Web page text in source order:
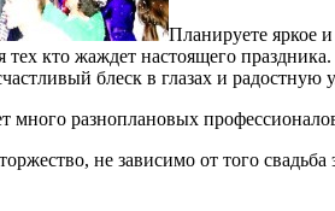
Планируете яркое
тех кто жаждет настоящего
блеск в глазах и
много разноплановых
не зависимо от того